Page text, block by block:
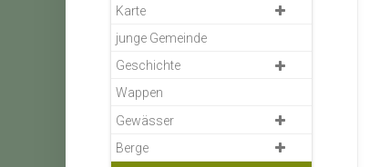
Karte
junge Gemeinde
Geschichte
Wappen
Gewässer
Berge